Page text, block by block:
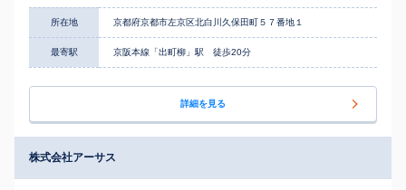
所在地 京都府京都市左京区北白川久保田町５７番地１
最寄駅 京阪本線「出町柳」駅 徒歩20分
詳細を見る
株式会社アーサス